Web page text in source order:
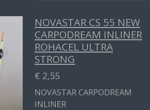
NOVASTAR CS 55 NEW
CARPODREAM INLINER
ROHACEL ULTRA
STRONG
€ 2,55
NOVASTAR CARPODREAM
INLINER